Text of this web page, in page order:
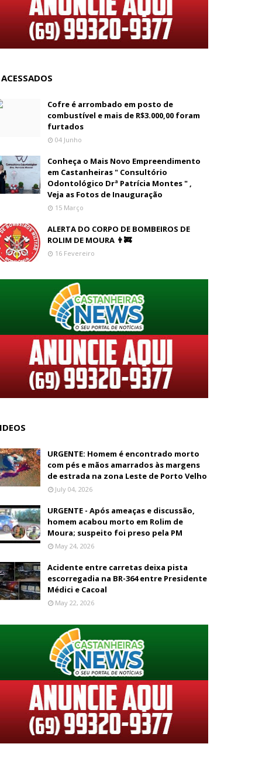
Cofre é arrombado em posto de
combustível e mais de R$3.000,00 foram
furtados
04 Junho
Conheça o Mais Novo Empreendimento
em Castanheiras " Consultório
Odontológico Drª Patrícia Montes " ,
Veja as Fotos de Inauguração
15 Março
ALERTA DO CORPO DE BOMBEIROS DE
ROLIM DE MOURA 👨‍🚒
16 Fevereiro
URGENTE: Homem é encontrado morto
com pés e mãos amarrados às margens
de estrada na zona Leste de Porto Velho
July 04, 2026
URGENTE - Após ameaças e discussão,
homem acabou morto em Rolim de
Moura; suspeito foi preso pela PM
May 24, 2026
Acidente entre carretas deixa pista
escorregadia na BR-364 entre Presidente
Médici e Cacoal
May 22, 2026